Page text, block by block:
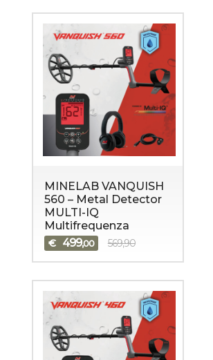
MINELAB VANQUISH
560 – Metal Detector
MULTI-IQ
Multifrequenza
€ 499,00 569,90